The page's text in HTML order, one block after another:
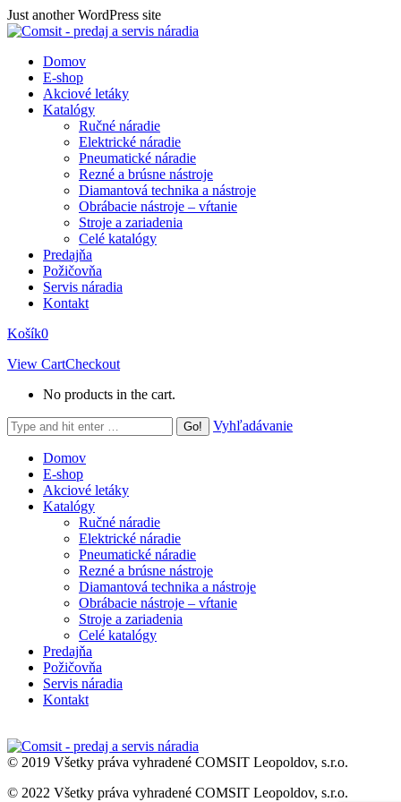
Skip
to
Just another WordPress site
Domov
E-shop
Akciové letáky
Katalógy
Ručné náradie
Elektrické náradie
Pneumatické náradie
Rezné a brúsne nástroje
Diamantová technika a nástroje
Obrábacie nástroje – vŕtanie
Stroje a zariadenia
Celé katalógy
Predajňa
Požičovňa
Servis náradia
Kontakt
Košík0
View CartCheckout
No products in the cart.
Search:
Vyhľadávanie
Domov
E-shop
Akciové letáky
Katalógy
Ručné náradie
Elektrické náradie
Pneumatické náradie
Rezné a brúsne nástroje
Diamantová technika a nástroje
Obrábacie nástroje – vŕtanie
Stroje a zariadenia
Celé katalógy
Predajňa
Požičovňa
Servis náradia
Kontakt
© 2019 Všetky práva vyhradené COMSIT Leopoldov, s.r.o.
© 2022 Všetky práva vyhradené COMSIT Leopoldov, s.r.o.